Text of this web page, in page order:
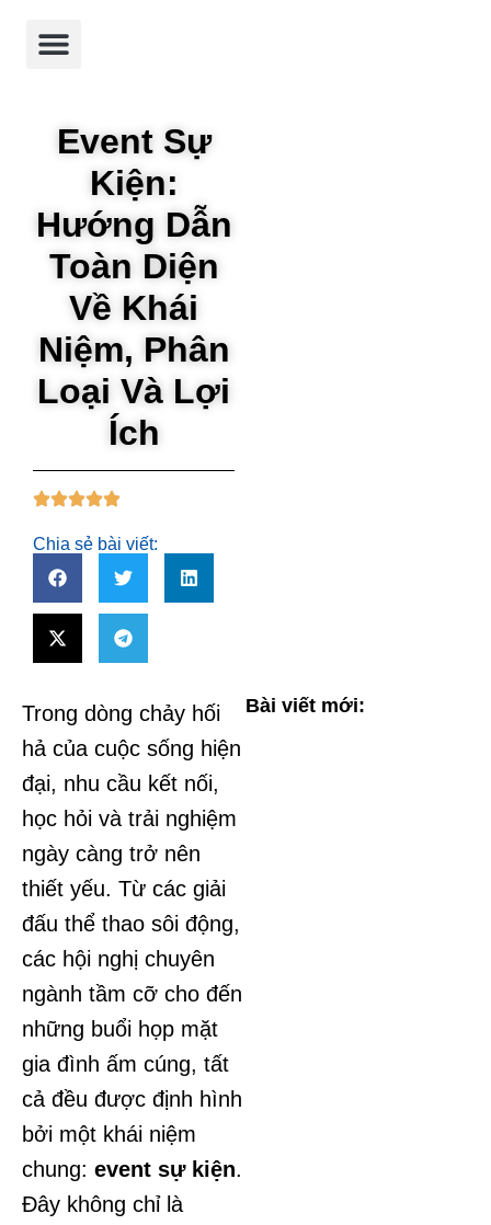
Event Sự
Kiện:
Hướng Dẫn
Toàn Diện
Về Khái
Niệm, Phân
Loại Và Lợi
Ích
Chia sẻ bài viết:
Trong dòng chảy hối
hả của cuộc sống hiện
đại, nhu cầu kết nối,
học hỏi và trải nghiệm
ngày càng trở nên
thiết yếu. Từ các giải
đấu thể thao sôi động,
các hội nghị chuyên
ngành tầm cỡ cho đến
những buổi họp mặt
gia đình ấm cúng, tất
cả đều được định hình
bởi một khái niệm
chung: event sự kiện.
Đây không chỉ là
Bài viết mới: